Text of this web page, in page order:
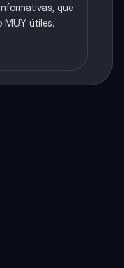
que
MUY útiles.